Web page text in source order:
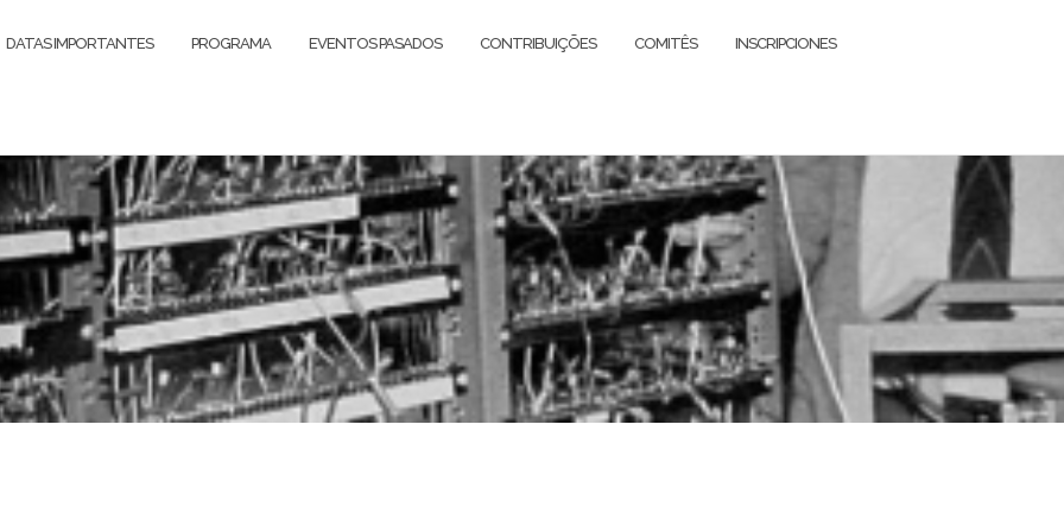
DATAS IMPORTANTES PROGRAMA EVENTOS PASADOS CONTRIBUIÇÕES COMITÊS INSCRIPCIONES